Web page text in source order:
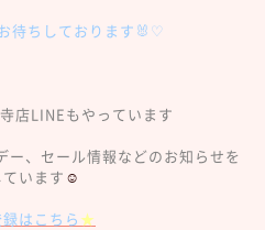
待ちしております🐰♡
店LINEもやっています
ー、セール情報などのお知らせを
います ☺︎
はこちら ★